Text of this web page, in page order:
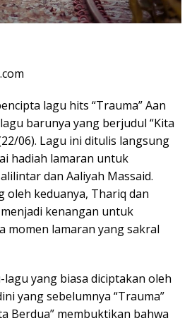
lagu hits “Trauma” Aan
barunya yang berjudul “Kita
06). Lagu ini ditulis langsung
hadiah lamaran untuk
dan Aaliyah Massaid.
oleh keduanya, Thariq dan
kenangan untuk
momen lamaran yang sakral
yang biasa diciptakan oleh
yang sebelumnya “Trauma”
Berdua” membuktikan bahwa